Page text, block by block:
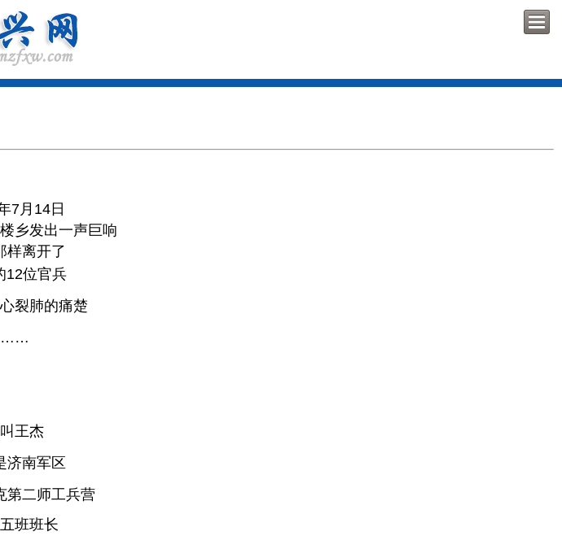
7月14日
乡发出一声巨响
样离开了
12位官兵
裂肺的痛楚
……
王杰
济南军区
第二师工兵营
班班长